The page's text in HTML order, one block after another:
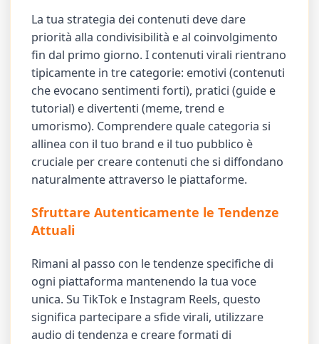
La tua strategia dei contenuti deve dare
priorità alla condivisibilità e al coinvolgimento
fin dal primo giorno. I contenuti virali rientrano
tipicamente in tre categorie: emotivi (contenuti
che evocano sentimenti forti), pratici (guide e
tutorial) e divertenti (meme, trend e
umorismo). Comprendere quale categoria si
allinea con il tuo brand e il tuo pubblico è
cruciale per creare contenuti che si diffondano
naturalmente attraverso le piattaforme.
Sfruttare Autenticamente le Tendenze
Attuali
Rimani al passo con le tendenze specifiche di
ogni piattaforma mantenendo la tua voce
unica. Su TikTok e Instagram Reels, questo
significa partecipare a sfide virali, utilizzare
audio di tendenza e creare formati di